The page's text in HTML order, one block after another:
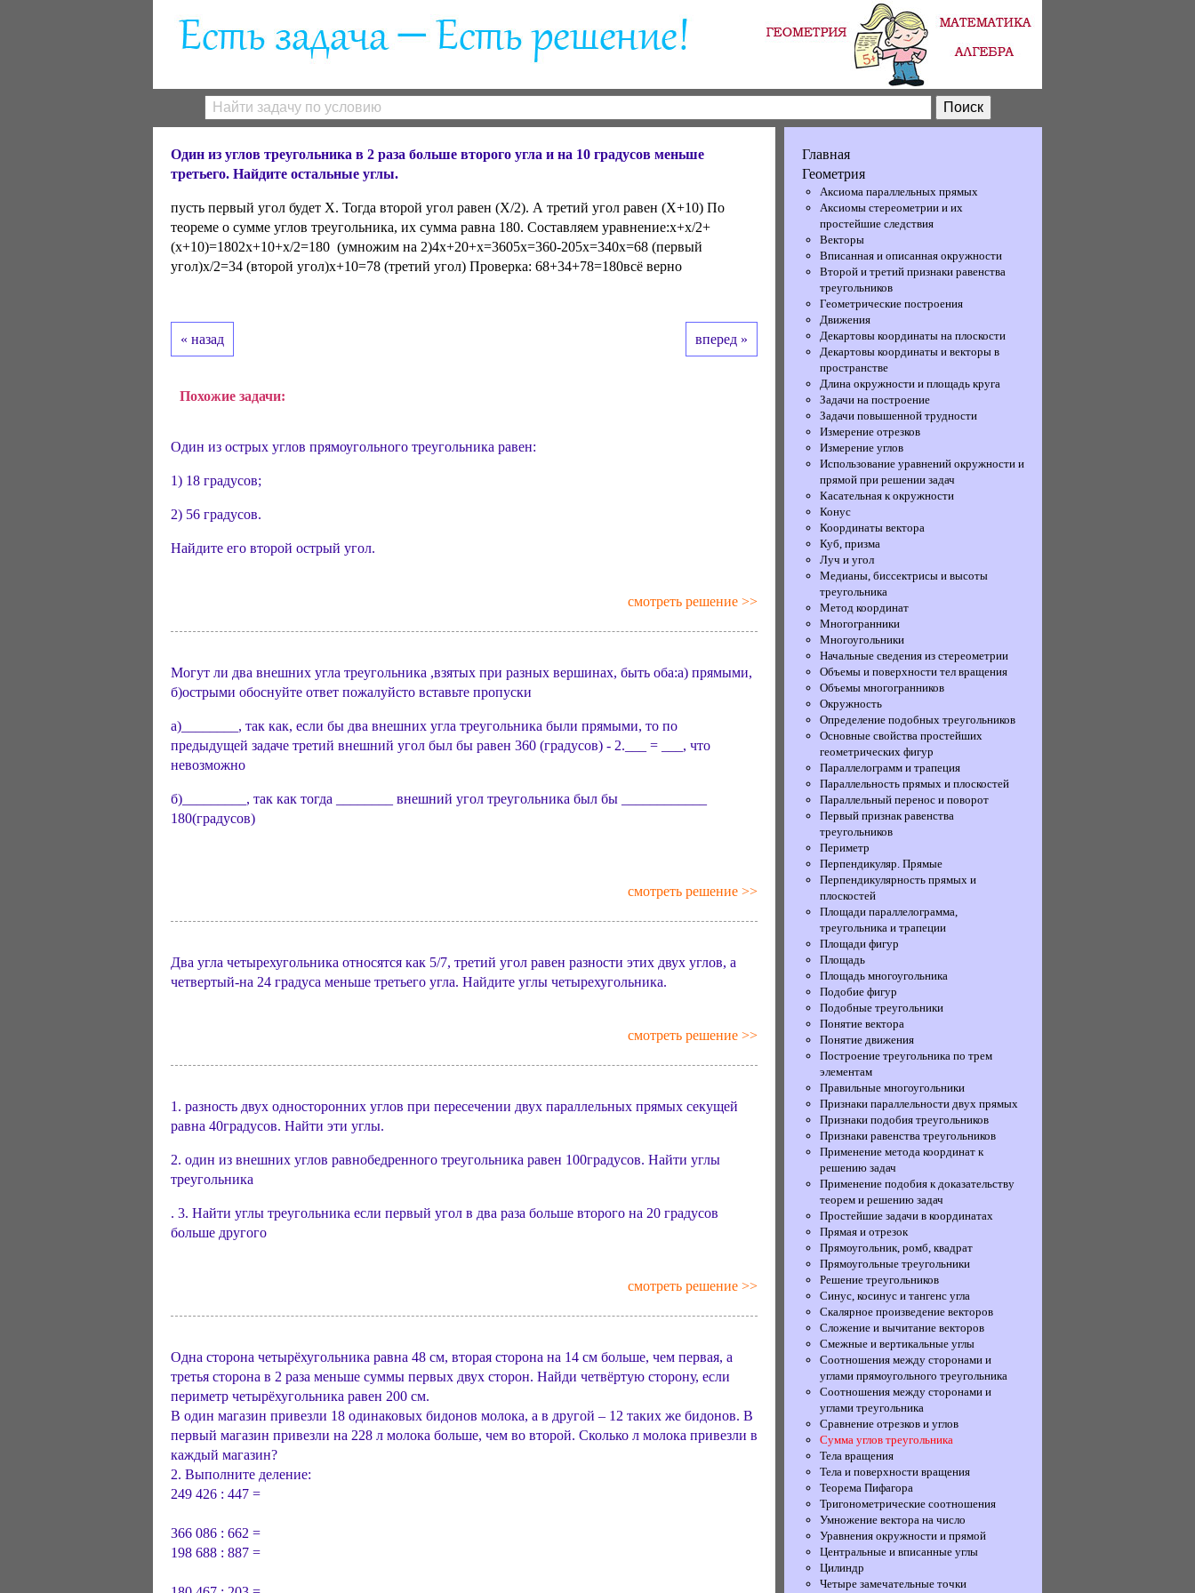
Один из углов треугольника в 2 раза больше второго угла и на 10 градусов меньше
третьего. Найдите остальные углы.
пусть первый угол будет X. Тогда второй угол равен (X/2). А третий угол равен (X+10) По
теореме о сумме углов треугольника, их сумма равна 180. Составляем уравнение:x+x/2+
(x+10)=1802x+10+x/2=180 (умножим на 2)4x+20+x=3605x=360-205x=340x=68 (первый
угол)x/2=34 (второй угол)x+10=78 (третий угол) Проверка: 68+34+78=180всё верно
« назад вперед »
Похожие задачи:
Один из острых углов прямоугольного треугольника равен:
1) 18 градусов;
2) 56 градусов.
Найдите его второй острый угол.
смотреть решение >>
Могут ли два внешних угла треугольника ,взятых при разных вершинах, быть оба:а) прямыми,
б)острыми обоснуйте ответ пожалуйсто вставьте пропуски
а)________, так как, если бы два внешних угла треугольника были прямыми, то по
предыдущей задаче третий внешний угол был бы равен 360 (градусов) - 2.___ = ___, что
невозможно
б)_________, так как тогда ________ внешний угол треугольника был бы ____________
180(градусов)
смотреть решение >>
Два угла четырехугольника относятся как 5/7, третий угол равен разности этих двух углов, а
четвертый-на 24 градуса меньше третьего угла. Найдите углы четырехугольника.
смотреть решение >>
1. разность двух односторонних углов при пересечении двух параллельных прямых секущей
равна 40градусов. Найти эти углы.
2. один из внешних углов равнобедренного треугольника равен 100градусов. Найти углы
треугольника
. 3. Найти углы треугольника если первый угол в два раза больше второго на 20 градусов
больше другого
смотреть решение >>
Одна сторона четырёхугольника равна 48 см, вторая сторона на 14 см больше, чем первая, а
третья сторона в 2 раза меньше суммы первых двух сторон. Найди четвёртую сторону, если
периметр четырёхугольника равен 200 см.
В один магазин привезли 18 одинаковых бидонов молока, а в другой – 12 таких же бидонов. В
первый магазин привезли на 228 л молока больше, чем во второй. Сколько л молока привезли в
каждый магазин?
2. Выполните деление:
249 426 : 447 =
366 086 : 662 =
198 688 : 887 =
Главная
Геометрия
Аксиома параллельных прямых
Аксиомы стереометрии и их
простейшие следствия
Векторы
Вписанная и описанная окружности
Второй и третий признаки равенства
треугольников
Геометрические построения
Движения
Декартовы координаты на плоскости
Декартовы координаты и векторы в
пространстве
Длина окружности и площадь круга
Задачи на построение
Задачи повышенной трудности
Измерение отрезков
Измерение углов
Использование уравнений окружности и
прямой при решении задач
Касательная к окружности
Конус
Координаты вектора
Куб, призма
Луч и угол
Медианы, биссектрисы и высоты
треугольника
Метод координат
Многогранники
Многоугольники
Начальные сведения из стереометрии
Объемы и поверхности тел вращения
Объемы многогранников
Окружность
Определение подобных треугольников
Основные свойства простейших
геометрических фигур
Параллелограмм и трапеция
Параллельность прямых и плоскостей
Параллельный перенос и поворот
Первый признак равенства
треугольников
Периметр
Перпендикуляр. Прямые
Перпендикулярность прямых и
плоскостей
Площади параллелограмма,
треугольника и трапеции
Площади фигур
Площадь
Площадь многоугольника
Подобие фигур
Подобные треугольники
Понятие вектора
Понятие движения
Построение треугольника по трем
элементам
Правильные многоугольники
Признаки параллельности двух прямых
Признаки подобия треугольников
Признаки равенства треугольников
Применение метода координат к
решению задач
Применение подобия к доказательству
теорем и решению задач
Простейшие задачи в координатах
Прямая и отрезок
Прямоугольник, ромб, квадрат
Прямоугольные треугольники
Решение треугольников
Синус, косинус и тангенс угла
Скалярное произведение векторов
Сложение и вычитание векторов
Смежные и вертикальные углы
Соотношения между сторонами и
углами прямоугольного треугольника
Соотношения между сторонами и
углами треугольника
Сравнение отрезков и углов
Сумма углов треугольника
Тела вращения
Тела и поверхности вращения
Теорема Пифагора
Тригонометрические соотношения
Умножение вектора на число
Уравнения окружности и прямой
Центральные и вписанные углы
Цилиндр
Четыре замечательные точки